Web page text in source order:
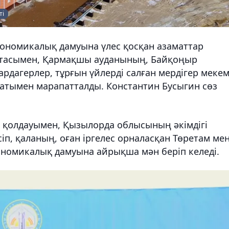
дамуына үлес қосқан азаматтар
Қармақшы ауданының, Байқоңыр
тұрғын үйлерді салған мердігер
марапатталды. Константин Бусыгин сөз
қолдауымен, Қызылорда облысының әкімдігі
қаланың, оған іргелес орналасқан Төретам
дамуына айрықша мән беріп келеді.